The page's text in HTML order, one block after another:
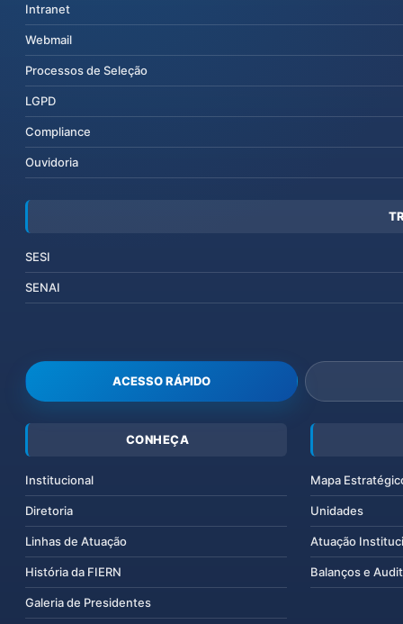
Intranet
Webmail
Processos de Seleção
LGPD
Compliance
Ouvidoria
SESI
SENAI
ACESSO RÁPIDO
CONHEÇA
Institucional
Diretoria
Linhas de Atuação
História da FIERN
Galeria de Presidentes
Mapa
Unidades
Atuação
Balanços e